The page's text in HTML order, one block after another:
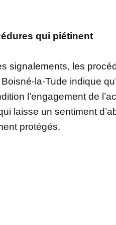
qui piétinent
signalements, les
la-Tude indique
l’engagement de
laisse un sentiment
protégés.